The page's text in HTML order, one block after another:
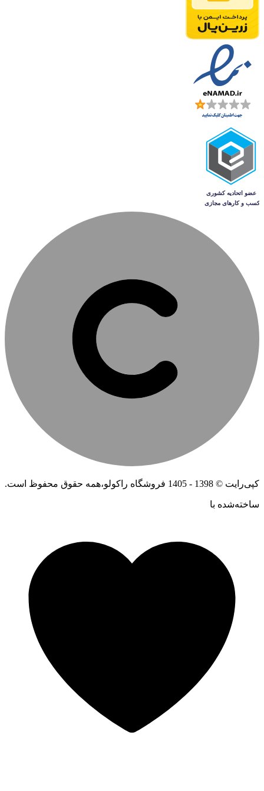
کپی‌رایت © 1398 - 1405 فروشگاه راکولو،همه حقوق محفوظ است.
ساخته‌شده ‌با